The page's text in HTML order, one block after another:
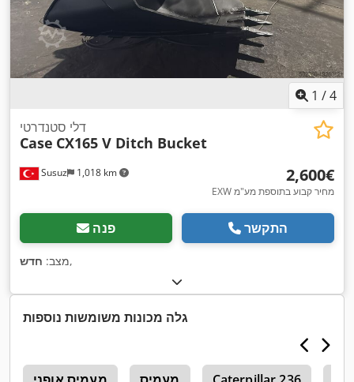
1 /4
Susuz 1,018 km
דלי סטנדרטי
Case CX165 V Ditch Bucket
‏2,600 ‏€
EXW מחיר קבוע בתוספת מע"מ
פנה התקשר
מצב: חדש ,
גלה מכונות משומשות נוספות